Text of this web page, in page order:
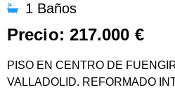
1 Baños
Precio: 217.000 €
PISO EN CENTRO DE
VALLADOLID. REFORMADO